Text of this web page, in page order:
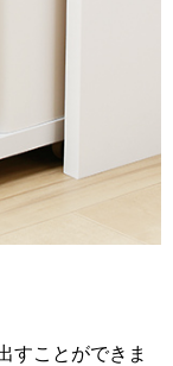
すことができま